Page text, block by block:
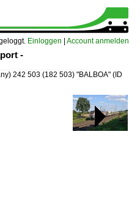
Einloggen Account anmelden
-
242 503 (182 503) "BALBOA" (ID